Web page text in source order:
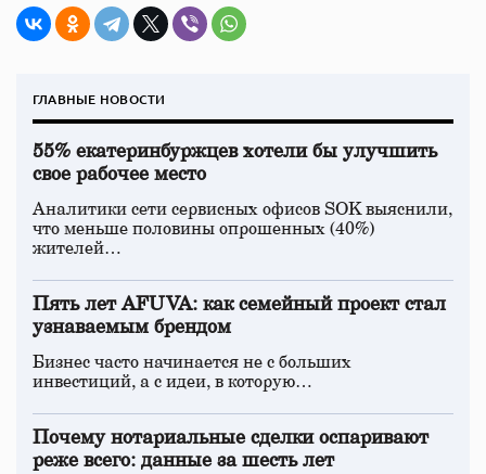
ГЛАВНЫЕ НОВОСТИ
55% екатеринбуржцев хотели бы улучшить
свое рабочее место
Аналитики сети сервисных офисов SOK выяснили,
что меньше половины опрошенных (40%)
жителей…
Пять лет AFUVA: как семейный проект стал
узнаваемым брендом
Бизнес часто начинается не с больших
инвестиций, а с идеи, в которую…
Почему нотариальные сделки оспаривают
реже всего: данные за шесть лет